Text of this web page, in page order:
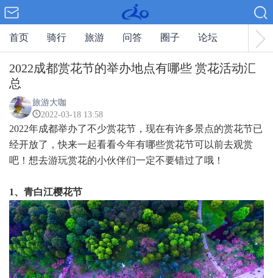
首页 骑行 旅游 问答 圈子 论坛
2022成都赏花节的举办地点有哪些 赏花活动汇
总
旅游大咖
2022-03-18 13:58
2022年成都举办了不少赏花节，现在有许多景点的赏花节已
经开放了，快来一起看看今年有哪些赏花节可以前去观赏
吧！想去游玩赏花的小伙伴们一定不要错过了哦！
1、青白江樱花节